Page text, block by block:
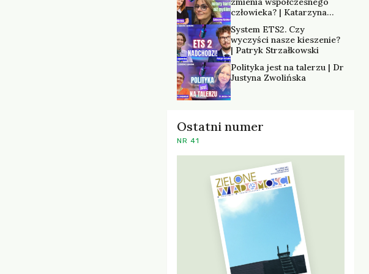
człowieka? | Katarzyna
System ETS2. Czy
wyczyści nasze kieszenie?
| Patryk Strzałkowski
Polityka jest na talerzu | Dr
Justyna Zwolińska
Ostatni numer
NR 41